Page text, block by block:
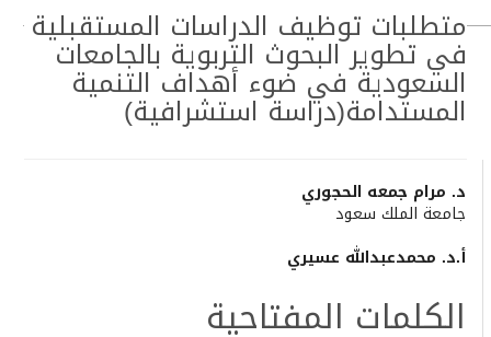
متطلبات توظيف الدراسات المستقبلية
في تطوير البحوث التربوية بالجامعات
السعودية في ضوء أهداف التنمية
المستدامة(دراسة استشرافية)
Main
Article
Content
د. مرام جمعه الحجوري
جامعة الملك سعود
أ.د. محمدعبدالله عسيري
الكلمات المفتاحية